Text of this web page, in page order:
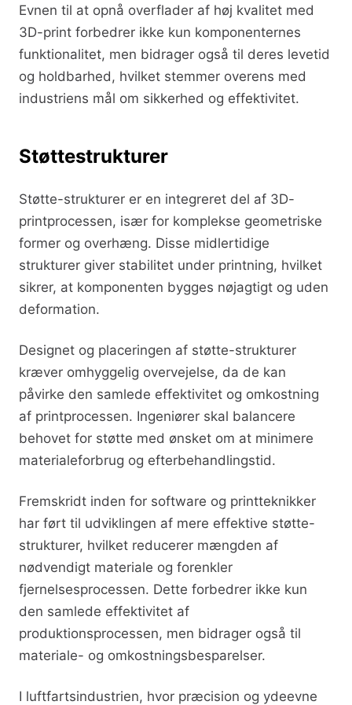
Evnen til at opnå overflader af høj kvalitet med
3D-print forbedrer ikke kun komponenternes
funktionalitet, men bidrager også til deres levetid
og holdbarhed, hvilket stemmer overens med
industriens mål om sikkerhed og effektivitet.
Støttestrukturer
Støtte-strukturer er en integreret del af 3D-
printprocessen, især for komplekse geometriske
former og overhæng. Disse midlertidige
strukturer giver stabilitet under printning, hvilket
sikrer, at komponenten bygges nøjagtigt og uden
deformation.
Designet og placeringen af støtte-strukturer
kræver omhyggelig overvejelse, da de kan
påvirke den samlede effektivitet og omkostning
af printprocessen. Ingeniører skal balancere
behovet for støtte med ønsket om at minimere
materialeforbrug og efterbehandlingstid.
Fremskridt inden for software og printteknikker
har ført til udviklingen af mere effektive støtte-
strukturer, hvilket reducerer mængden af
nødvendigt materiale og forenkler
fjernelsesprocessen. Dette forbedrer ikke kun
den samlede effektivitet af
produktionsprocessen, men bidrager også til
materiale- og omkostningsbesparelser.
I luftfartsindustrien, hvor præcision og ydeevne